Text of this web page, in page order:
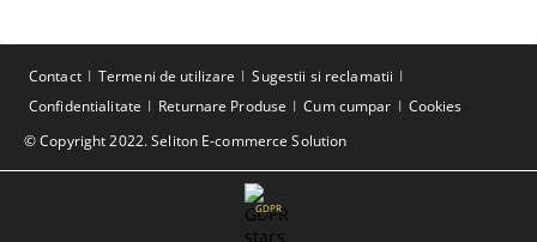
© Copyright 2022. Seliton E-commerce Solution
Contact Termeni de utilizare
Sugestii si reclamatii
Confidentialitate
Returnare Produse Cum cumpar Cookies
GDPR